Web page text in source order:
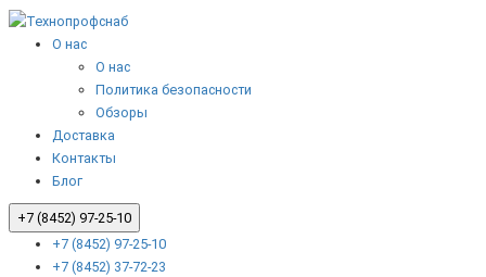
О нас
О нас
Политика безопасности
Обзоры
Доставка
Контакты
Блог
+7 (8452) 97-25-10
+7 (8452) 97-25-10
+7 (8452) 37-72-23